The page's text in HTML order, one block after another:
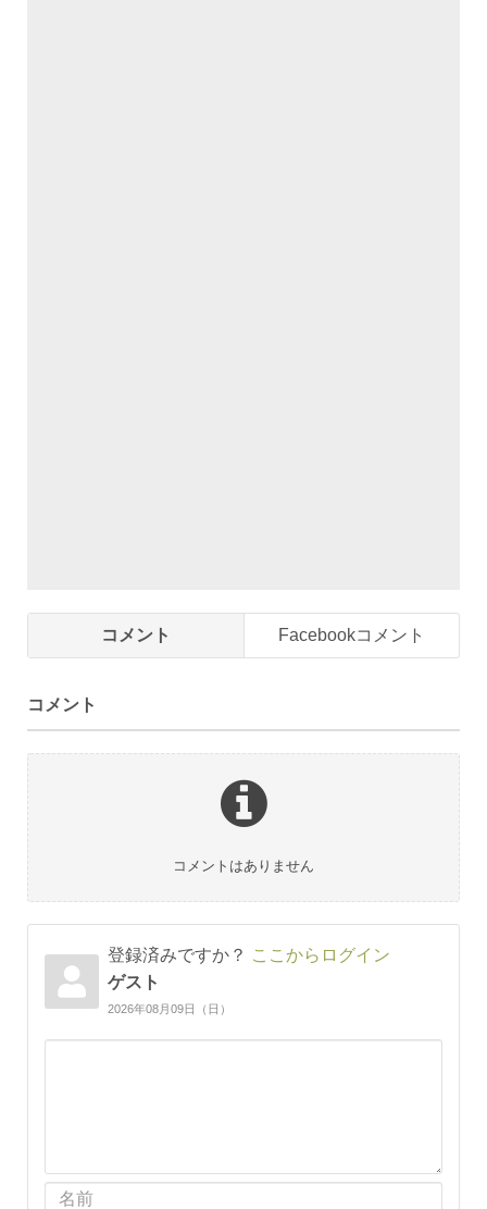
コメント Facebookコメント
コメント
コメントはありません
登録済みですか？ ここからログイン
ゲスト
2026年08月09日（日）